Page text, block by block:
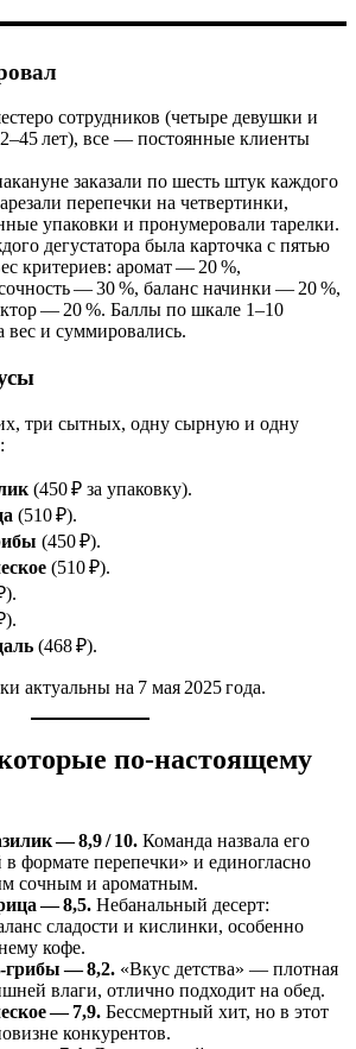
сотрудников (четыре девушки и
лет), все — постоянные клиенты
заказали по шесть штук каждого
перепечки на четвертинки,
упаковки и пронумеровали тарелки.
дегустатора была карточка с пятью
критериев: аромат — 20 %,
— 30 %, баланс начинки — 20 %,
— 20 %. Баллы по шкале 1–10
вес и суммировались.
три сытных, одну сырную и одну
(450 ₽ за упаковку).
(510 ₽).
(450 ₽).
(510 ₽).
(468 ₽).
актуальны на 7 мая 2025 года.
по‑настоящему
— 8,9 / 10. Команда назвала его
формате перепечки» и единогласно
сочным и ароматным.
— 8,5. Небанальный десерт:
сладости и кислинки, особенно
кофе.
— 8,2. «Вкус детства» — плотная
влаги, отлично подходит на обед.
— 7,9. Бессмертный хит, но в этот
конкурентов.